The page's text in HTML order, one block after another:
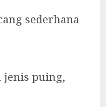
sederhana
puing,